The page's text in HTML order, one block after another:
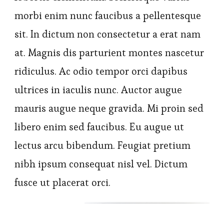
morbi enim nunc faucibus a pellentesque
sit. In dictum non consectetur a erat nam
at. Magnis dis parturient montes nascetur
ridiculus. Ac odio tempor orci dapibus
ultrices in iaculis nunc. Auctor augue
mauris augue neque gravida. Mi proin sed
libero enim sed faucibus. Eu augue ut
lectus arcu bibendum. Feugiat pretium
nibh ipsum consequat nisl vel. Dictum
fusce ut placerat orci.